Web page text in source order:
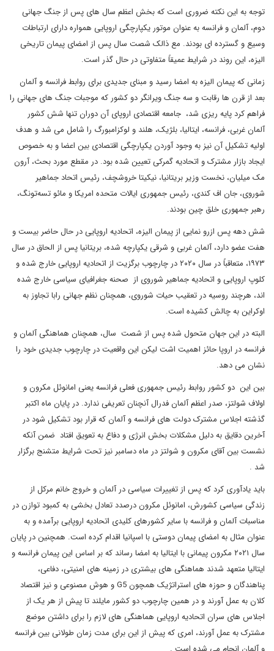
توجه به این نکته ضروری است که بخش اعظم سال های پس از جنگ جهانی
دوم، آلمان و فرانسه به عنوان موتور یکپارچگی اروپایی همواره دارای ارتباطات
وسیع و گسترده ای بودند. مع ذالک شصت سال پس از امضای پیمان تاریخی
الیزه، این روند در شرایط عمیقاً متفاوتی در حال گذر است.
زمانی که پیمان الیزه به امضا رسید و مبنای جدیدی برای روابط فرانسه و آلمان
بعد از قرن ها رقابت و سه جنگ ویرانگر دو کشور که موجبات جنگ های جهانی را
فراهم کرد پایه ریزی شد، جامعه اقتصادی اروپای آن دوران تنها شش کشور
آلمان غربی، فرانسه، ایتالیا، بلژیک، هلند و لوکزامبورگ را شامل می شد و هدف
اولیه تشکیل آن نیز به وجود آوردن یکپارچگی اقتصادی بین اعضا و به خصوص
ایجاد بازار مشترک و اتحادیه گمرکی تعیین شده بود. در مقطع مورد بحث، آرون
مک میلیان، نخست وزیر بریتانیا، نیکیتا خروشچف، رئیس اتحاد جماهیر
شوروی، جان اف کندی، رئیس جمهوری ایالات متحده امریکا و مائو تسه‌تونگ،
رهبر جمهوری خلق چین بودند.
شش دهه پس ازرو نمایی از پیمان الیزه، اتحادیه اروپایی در حال حاضر بیست و
هفت عضو دارد، آلمان غربی و شرقی یکپارچه شده، بریتانیا پس از الحاق در سال
۱۹۷۳، متعاقباً در سال ۲۰۲۰ در چارچوب برگزیت از اتحادیه اروپایی خارج شده و
کلوپ اروپایی و اتحادیه جماهیر شوروی از صحنه جغرافیای سیاسی خارج شده
اند، هرچند روسیه در تعقیب حیات شوروی، همچنان نظم جهانی رابا تجاوز به
اوکراین به چالش کشیده است.
البته در این جهان متحول شده پس از شصت سال، همچنان هماهنگی آلمان و
فرانسه در اروپا حائز اهمیت اشت لیکن این واقعیت در چارچوب جدیدی خود را
نشان می دهد.
بین این دو کشور روابط رئیس جمهوری فعلی فرانسه یعنی امانوئل مکرون و
اولاف شولتز، صدر اعظم آلمان فدرال آنچنان تعریفی ندارد. در پایان ماه اکتبر
گذشته اجلاس مشترک دولت های فرانسه و آلمان که قرار بود تشکیل شود در
آخرین دقایق به دلیل مشکلات بخش انرژی و دفاع به تعویق افتاد ضمن آنکه
نشست بین آقای مکرون و شولتز در ماه دسامبر نیز تحت شرایط متشنج برگزار
شد .
باید یادآوری کرد که پس از تغییرات سیاسی در آلمان و خروج خانم مرکل از
زندگی سیاسی کشورش، امانوئل مکرون درصدد تعادل بخشی به کمبود توازن در
مناسبات آلمان و فرانسه با سایر کشورهای کلیدی اتحادیه اروپایی برآمده و به
عنوان مثال به امضای پیمان دوستی با اسپانیا اقدام کرده است. همچنین در پایان
سال ۲۰۲۱ مکرون پیمانی با ایتالیا به امضا رساند که بر اساس این پیمان فرانسه و
ایتالیا متعهد شدند هماهنگی های بیشتری در زمینه های امنیتی، دفاعی،
پناهندگان و حوزه های استراتژیک همچون G5 و هوش مصنوعی و نیز اقتصاد
کلان به عمل آورند و در همین چارچوب دو کشور مایلند تا پیش از هر یک از
اجلاس های سران اتحادیه اروپایی هماهنگی های لازم را برای داشتن موضع
مشترک به عمل آورند، امری که پیش از این برای مدت زمان طولانی بین فرانسه